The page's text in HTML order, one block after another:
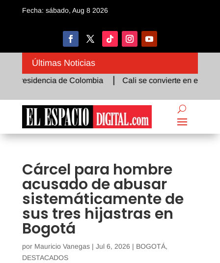
Fecha: sábado, Aug 8 2026
Últimas Noticias
de Colombia Cali se convierte en el epicentro
Cárcel para hombre
acusado de abusar
sistemáticamente de
sus tres hijastras en
Bogotá
por Mauricio Vanegas| Jul 6, 2026 | BOGOTÁ,
DESTACADOS